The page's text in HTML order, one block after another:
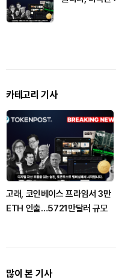
카테고리 기사
고래, 코인베이스 프라임서 3만
ETH 인출…5721만달러 규모
많이 본 기사